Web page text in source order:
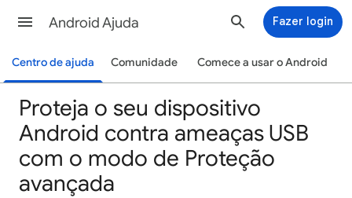
Android Ajuda Fazer login
Centro de ajuda Comunidade Comece a usar o Android
Proteja o seu dispositivo
Android contra ameaças USB
com o modo de Proteção
avançada